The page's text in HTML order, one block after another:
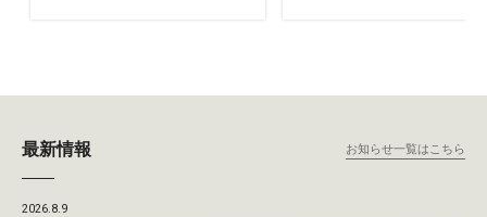
最新情報 お知らせ一覧はこちら
2026.8.9